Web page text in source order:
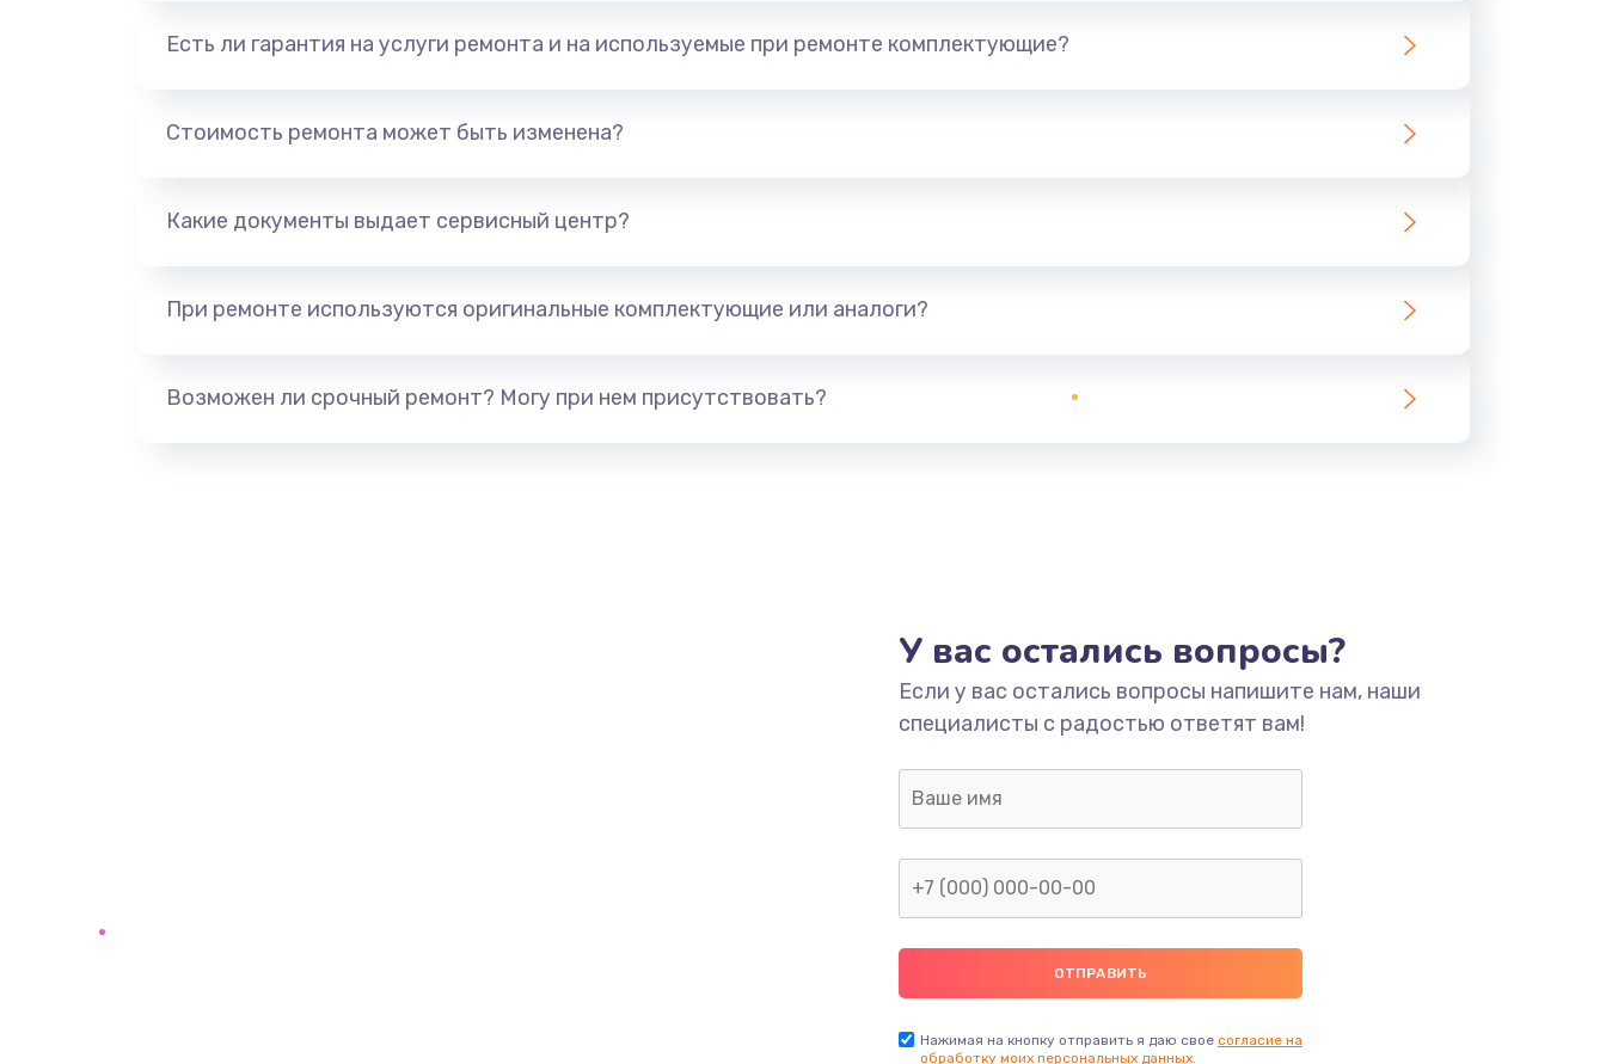
Есть ли гарантия на услуги ремонта и на используемые при ремонте комплектующие?
Стоимость ремонта может быть изменена?
Какие документы выдает сервисный центр?
При ремонте используются оригинальные комплектующие или аналоги?
Возможен ли срочный ремонт? Могу при нем присутствовать?
У вас остались вопросы?
Если у вас остались вопросы напишите нам, наши
специалисты с радостью ответят вам!
Нажимая на кнопку отправить я даю свое согласие на
обработку моих персональных данных.